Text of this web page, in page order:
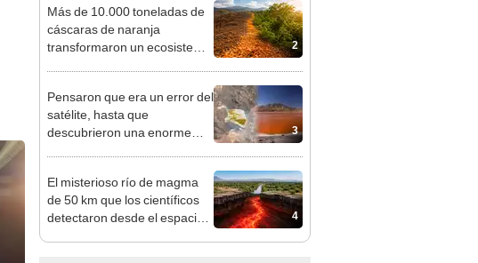
2
Más de 10.000 toneladas de
cáscaras de naranja
transformaron un ecosistema
los científicos
3
Pensaron que era un error del
satélite, hasta que
descubrieron una enorme
4
El misterioso río de magma
de 50 km que los científicos
detectaron desde el espacio